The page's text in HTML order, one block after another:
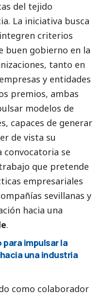
del tejido
La iniciativa busca
criterios
buen gobierno en la
tanto en
y entidades
premios, ambas
modelos de
capaces de generar
de vista su
convocatoria se
que pretende
empresariales
sevillanas y
hacia una
.
impulsar la
una industria
como colaborador